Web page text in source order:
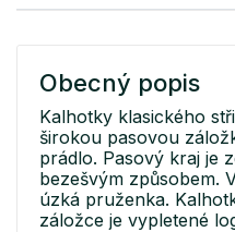
Obecný popis
Kalhotky klasického
širokou pasovou
prádlo. Pasový kraj je
bezešvým způsobem.
úzká pruženka.
záložce je vypletené